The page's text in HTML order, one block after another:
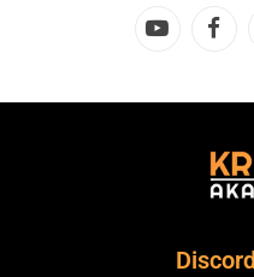
YouTube